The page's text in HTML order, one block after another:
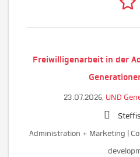
Freiwilligenarbeit in der
23.07.2026, UND
Administration + Marketing |